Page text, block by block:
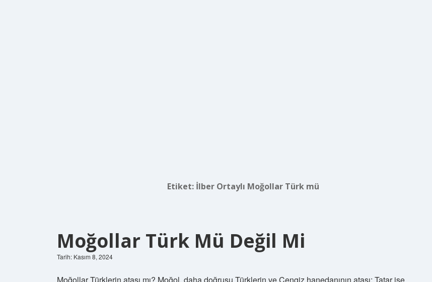
Etiket: İlber Ortaylı Moğollar Türk mü
Moğollar Türk Mü Değil Mi
Tarih: Kasım 8, 2024